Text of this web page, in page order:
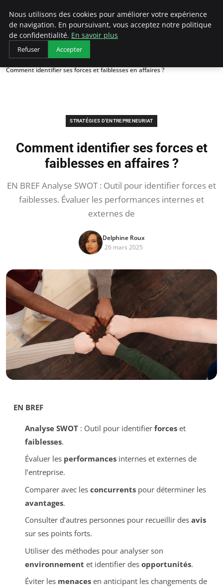
LECFCM
Accueil
Stratégies d'entrepreneuriat
Comment identifier ses forces et faiblesses en affaires ?
STRATÉGIES D'ENTREPRENEURIAT
Comment identifier ses forces et
faiblesses en affaires ?
EN BREF Analyse SWOT : Outil pour identifier forces et
faiblesses. Évaluer les performances internes et
externes de
Delphine Roux
26 mars 2025
EN BREF
Analyse SWOT: Outil pour identifier forceset
faiblesses.
Évaluer les performancesinternes et externes de
l’entreprise.
Comparer avec les concurrentspour déterminer les
avantages.
Consulter d’autres personnes pour recueillir des avis
sur ses points forts.
Utiliser des méthodes pour analyser son
environnement et identifier des opportunités.
Éviter les menacesen anticipant les changements de
Nous utilisons des cookies pour améliorer votre expérience
de navigation. En poursuivant, vous acceptez notre politique
de confidentialité. En savoir plus
Refuser Accepter